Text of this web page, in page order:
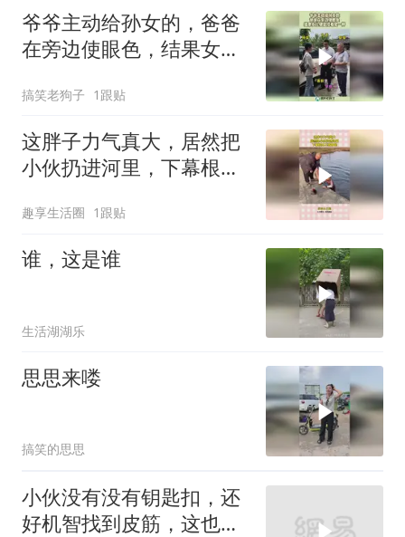
爷爷主动给孙女的，爸爸
在旁边使眼色，结果女儿
搞笑老狗子 1跟贴
这胖子力气真大，居然把
小伙扔进河里，下幕根本
趣享生活圈 1跟贴
谁，这是谁
生活湖湖乐
思思来喽
搞笑的思思
小伙没有没有钥匙扣，还
好机智找到皮筋，这也太